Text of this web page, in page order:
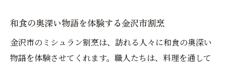
非日常を味わう金沢のミシュラン割烹
金沢市で感じる至福の瞬間
癒しのひとときを提供するミシュラン体験
和食の奥深い物語を体験する金沢市割烹
金沢市のミシュラン割烹は、訪れる人々に和食の奥深い
物語を体験させてくれます。職人たちは、料理を通して